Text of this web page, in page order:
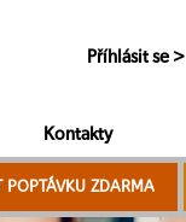
Příhlásit se >
Kontakty
POPTÁVKU ZDARMA